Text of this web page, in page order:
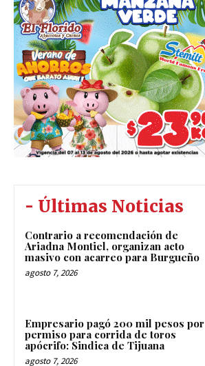
- Últimas Noticias
Contrario a recomendación de
Ariadna Montiel, organizan acto
masivo con acarreo para Burgueño
agosto 7, 2026
Empresario pagó 200 mil pesos por
permiso para corrida de toros
apócrifo: Sindica de Tijuana
agosto 7, 2026